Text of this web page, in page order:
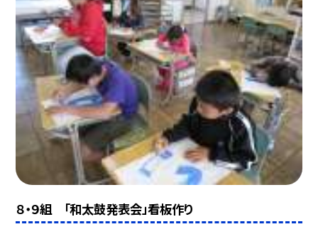
８・９組 「和太鼓発表会」看板作り